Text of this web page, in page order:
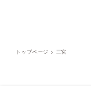
トップページ > 三宮